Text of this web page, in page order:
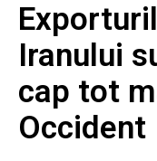
Iranului
cap tot
Occident